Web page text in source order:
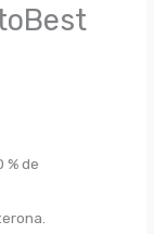
% de